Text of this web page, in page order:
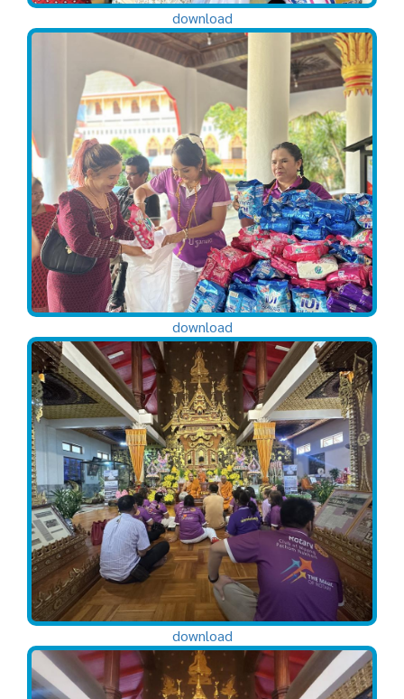
download
download
download